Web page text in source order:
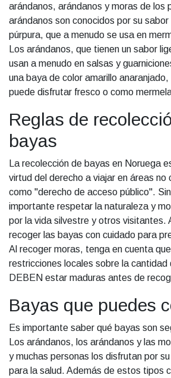
arándanos, arándanos y moras de los
arándanos son conocidos por su sabor
púrpura, que a menudo se usa en
Los arándanos, que tienen un sabor
usan a menudo en salsas y
una baya de color amarillo
puede disfrutar fresco o como
Reglas de
bayas
La recolección de bayas en Noruega
virtud del derecho a viajar en áreas no
como "derecho de acceso público".
importante respetar la naturaleza y
por la vida silvestre y otros visitantes.
recoger las bayas con cuidado para
Al recoger moras, tenga en cuenta
restricciones locales sobre la cantidad
DEBEN estar maduras antes de
Bayas que puedes
Es importante saber qué bayas son
Los arándanos, los arándanos y las
y muchas personas los disfrutan por
para la salud. Además de estos tipos